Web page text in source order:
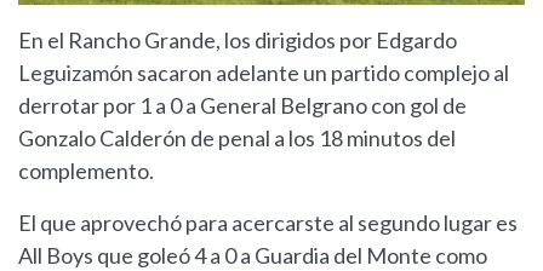
En el Rancho Grande, los dirigidos por Edgardo
Leguizamón sacaron adelante un partido complejo al
derrotar por 1 a 0 a General Belgrano con gol de
Gonzalo Calderón de penal a los 18 minutos del
complemento.
El que aprovechó para acercarste al segundo lugar es
All Boys que goleó 4 a 0 a Guardia del Monte como